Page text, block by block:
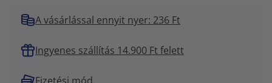
A vásárlással ennyit nyer: 236 Ft
Ingyenes szállítás 14.900 Ft felett